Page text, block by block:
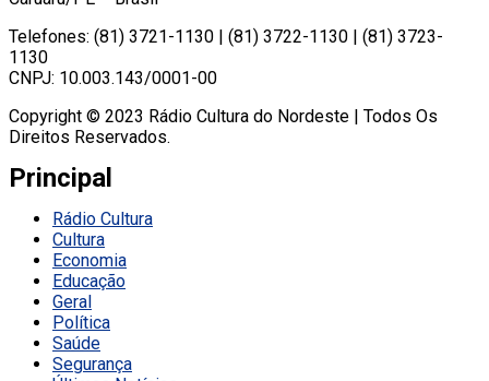
Telefones: (81) 3721-1130 | (81) 3722-1130 | (81) 3723-
1130
CNPJ: 10.003.143/0001-00
Copyright © 2023 Rádio Cultura do Nordeste | Todos Os
Direitos Reservados.
Principal
Rádio Cultura
Cultura
Economia
Educação
Geral
Política
Saúde
Segurança